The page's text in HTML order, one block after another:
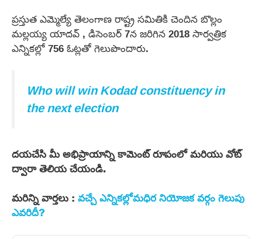
ప్రస్తుత ఎమ్మెల్యే తెలంగాణ రాష్ట్ర సమితికి చెందిన బొల్లం
మల్లయ్య యాదవ్ , డిసెంబర్ 7న జరిగిన 2018 సార్వత్రిక
ఎన్నికల్లో 756 ఓట్లతో గెలుపొందారు.
Who will win Kodad constituency in
the next election
దయచేసి మీ అభిప్రాయాన్ని కామెంట్ రూపంలో మరియు వోట్
ద్వారా తెలియ చేయండి.
మరిన్ని వార్తలు :వచ్చే ఎన్నికల్లోమధిర నియోజక వర్గం గెలుపు
ఎవరిదీ?